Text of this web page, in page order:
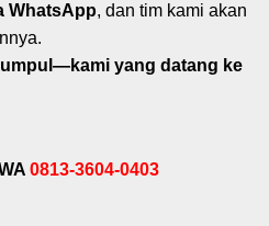
WhatsApp, dan tim kami akan
yang datang ke
0813-3604-0403